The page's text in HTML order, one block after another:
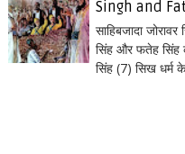
Singh and
साहिबजादा
सिंह और फतेह सिंह
सिंह (7) सिख धर्म